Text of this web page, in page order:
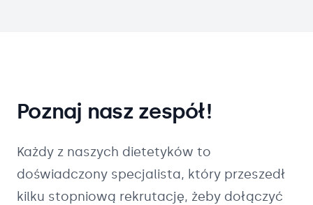
Poznaj nasz zespół!
Każdy z naszych dietetyków to
doświadczony specjalista, który przeszedł
kilku stopniową rekrutację, żeby dołączyć